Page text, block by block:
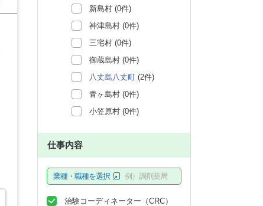
新島村 (0件)
神津島村 (0件)
三宅村 (0件)
御蔵島村 (0件)
八丈島八丈町 (2件)
青ヶ島村 (0件)
小笠原村 (0件)
仕事内容
業種・職種を選択 例）調剤薬局
治験コーディネーター（CRC）